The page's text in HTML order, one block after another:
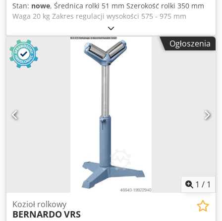
Stan: nowe, Średnica rolki 51 mm Szerokość rolki 350 mm
Waga 20 kg Zakres regulacji wysokości 575 - 975 mm
Obciążenie na jedno ramię maks. 700 kg Djdpfoxaaivox
Akqskr Wyposażenie: - Bezpieczna powierzchnia podparcia
obrabianego elementu - dzięki masywnym, wysoce
wytrzymałym, ocynkowanym rolkom stalowym - Wysokość
rolkowej podpory regulowana płynnie i blokowana -
Bezproblemowy i wydajny transport materiału do i z
Ogłoszenia
1 / 1
Kozioł rolkowy
BERNARDOVRS